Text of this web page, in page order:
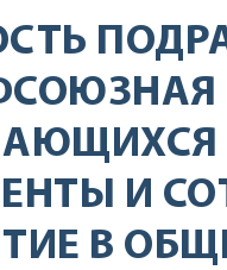
И
В